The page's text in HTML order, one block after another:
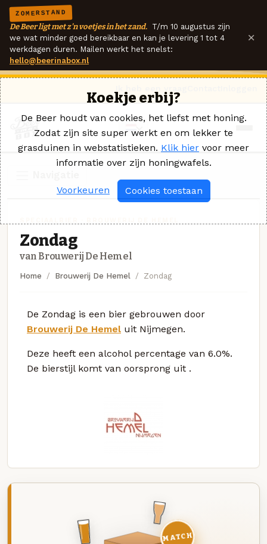
ZOMERSTAND
De Beer ligt met z'n voetjes in het zand. T/m 10 augustus zijn
we wat minder goed bereikbaar en kan je levering 1 tot 4
werkdagen duren. Mailen werkt het snelst:
hello@beerinabox.nl
×
Zondag
van Brouwerij De Hemel
Home Brouwerij De Hemel Zondag
De Zondag is een bier gebrouwen door
Brouwerij De Hemel uit Nijmegen.
Deze heeft een alcohol percentage van 6.0%.
De bierstijl komt van oorsprong uit .
MATCH
Koekje erbij?
De Beer houdt van cookies, het liefst met honing.
Zodat zijn site super werkt en om lekker te
grasduinen in webstatistieken. Klik hier voor meer
informatie over zijn honingwafels.
Voorkeuren Cookies toestaan